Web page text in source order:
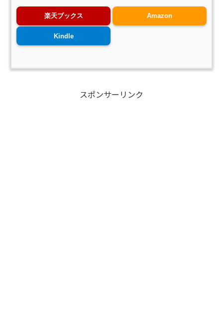
楽天ブックス Amazon
Kindle
スポンサーリンク